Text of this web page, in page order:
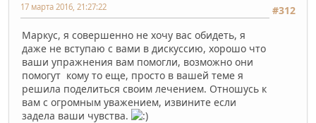
#312
17 марта 2016, 21:27:22
Маркус, я совершенно не хочу вас обидеть, я
даже не вступаю с вами в дискуссию, хорошо что
ваши упражнения вам помогли, возможно они
помогут кому то еще, просто в вашей теме я
решила поделиться своим лечением. Отношусь к
вам с огромным уважением, извините если
задела ваши чувства.